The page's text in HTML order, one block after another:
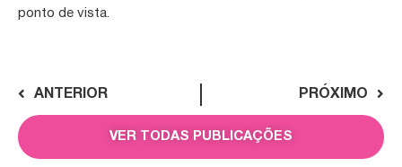
ponto de vista.
ANTERIOR PRÓXIMO
VER TODAS PUBLICAÇÕES